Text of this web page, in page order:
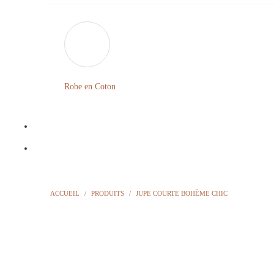
Robe en Coton
ACCUEIL / PRODUITS / JUPE COURTE BOHÈME CHIC